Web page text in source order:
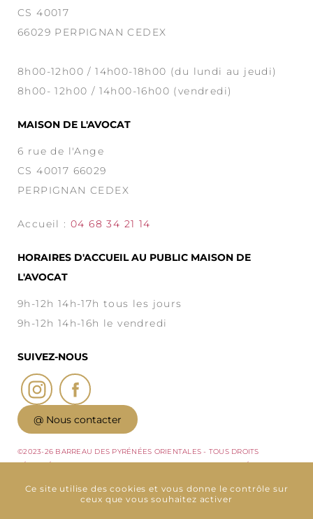
CS 40017
66029 PERPIGNAN CEDEX
8h00-12h00 / 14h00-18h00 (du lundi au jeudi)
8h00- 12h00 / 14h00-16h00 (vendredi)
MAISON DE L'AVOCAT
6 rue de l'Ange
CS 40017 66029
PERPIGNAN CEDEX
Accueil :04 68 34 21 14
HORAIRES D'ACCUEIL AU PUBLIC MAISON DE
L'AVOCAT
9h-12h 14h-17h tous les jours
9h-12h 14h-16h le vendredi
SUIVEZ-NOUS
@ Nous contacter
©2023-26 BARREAU DES PYRÉNÉES ORIENTALES - TOUS DROITS
DU SITE -GESTION DES COOKIES
Ce site utilise des cookies et vous donne le contrôle sur
ceux que vous souhaitez activer